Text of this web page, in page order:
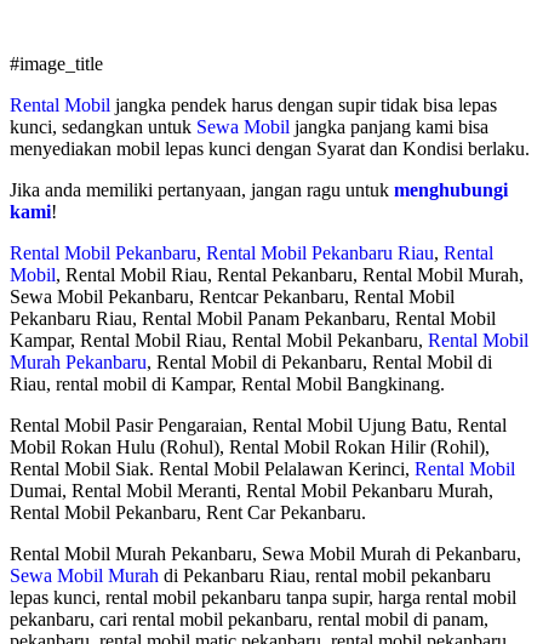
#image_title
Rental Mobil jangka pendek harus dengan supir tidak bisa lepas
kunci, sedangkan untuk Sewa Mobil jangka panjang kami bisa
menyediakan mobil lepas kunci dengan Syarat dan Kondisi berlaku.
Jika anda memiliki pertanyaan, jangan ragu untuk menghubungi
kami!
Rental Mobil Pekanbaru, Rental Mobil Pekanbaru Riau, Rental
Mobil, Rental Mobil Riau, Rental Pekanbaru, Rental Mobil Murah,
Sewa Mobil Pekanbaru, Rentcar Pekanbaru, Rental Mobil
Pekanbaru Riau, Rental Mobil Panam Pekanbaru, Rental Mobil
Kampar, Rental Mobil Riau, Rental Mobil Pekanbaru, Rental Mobil
Murah Pekanbaru, Rental Mobil di Pekanbaru, Rental Mobil di
Riau, rental mobil di Kampar, Rental Mobil Bangkinang.
Rental Mobil Pasir Pengaraian, Rental Mobil Ujung Batu, Rental
Mobil Rokan Hulu (Rohul), Rental Mobil Rokan Hilir (Rohil),
Rental Mobil Siak. Rental Mobil Pelalawan Kerinci, Rental Mobil
Dumai, Rental Mobil Meranti, Rental Mobil Pekanbaru Murah,
Rental Mobil Pekanbaru, Rent Car Pekanbaru.
Rental Mobil Murah Pekanbaru, Sewa Mobil Murah di Pekanbaru,
Sewa Mobil Murah di Pekanbaru Riau, rental mobil pekanbaru
lepas kunci, rental mobil pekanbaru tanpa supir, harga rental mobil
pekanbaru, cari rental mobil pekanbaru, rental mobil di panam,